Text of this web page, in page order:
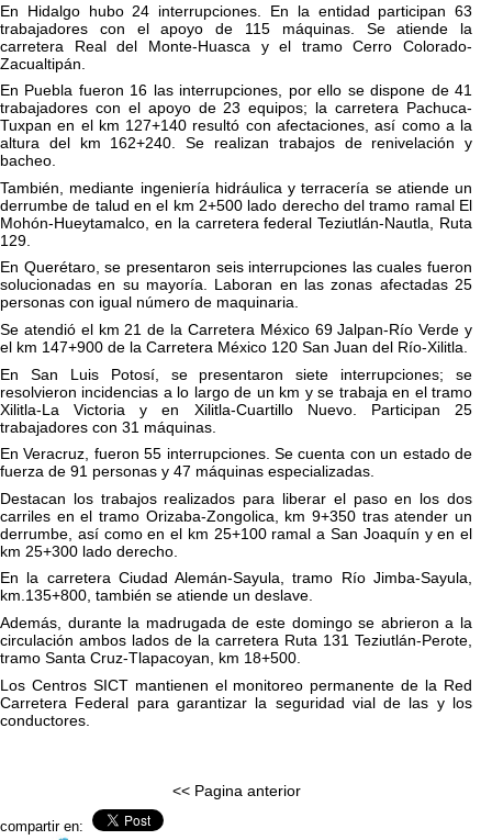
En Hidalgo hubo 24 interrupciones. En la entidad participan 63
trabajadores con el apoyo de 115 máquinas. Se atiende la
carretera Real del Monte-Huasca y el tramo Cerro Colorado-
Zacualtipán.
En Puebla fueron 16 las interrupciones, por ello se dispone de 41
trabajadores con el apoyo de 23 equipos; la carretera Pachuca-
Tuxpan en el km 127+140 resultó con afectaciones, así como a la
altura del km 162+240. Se realizan trabajos de renivelación y
bacheo.
También, mediante ingeniería hidráulica y terracería se atiende un
derrumbe de talud en el km 2+500 lado derecho del tramo ramal El
Mohón-Hueytamalco, en la carretera federal Teziutlán-Nautla, Ruta
129.
En Querétaro, se presentaron seis interrupciones las cuales fueron
solucionadas en su mayoría. Laboran en las zonas afectadas 25
personas con igual número de maquinaria.
Se atendió el km 21 de la Carretera México 69 Jalpan-Río Verde y
el km 147+900 de la Carretera México 120 San Juan del Río-Xilitla.
En San Luis Potosí, se presentaron siete interrupciones; se
resolvieron incidencias a lo largo de un km y se trabaja en el tramo
Xilitla-La Victoria y en Xilitla-Cuartillo Nuevo. Participan 25
trabajadores con 31 máquinas.
En Veracruz, fueron 55 interrupciones. Se cuenta con un estado de
fuerza de 91 personas y 47 máquinas especializadas.
Destacan los trabajos realizados para liberar el paso en los dos
carriles en el tramo Orizaba-Zongolica, km 9+350 tras atender un
derrumbe, así como en el km 25+100 ramal a San Joaquín y en el
km 25+300 lado derecho.
En la carretera Ciudad Alemán-Sayula, tramo Río Jimba-Sayula,
km.135+800, también se atiende un deslave.
Además, durante la madrugada de este domingo se abrieron a la
circulación ambos lados de la carretera Ruta 131 Teziutlán-Perote,
tramo Santa Cruz-Tlapacoyan, km 18+500.
Los Centros SICT mantienen el monitoreo permanente de la Red
Carretera Federal para garantizar la seguridad vial de las y los
conductores.
<< Pagina anterior
compartir en: